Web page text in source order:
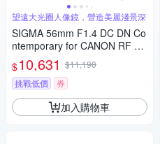
望遠大光圈人像鏡，營造美麗淺景深
SIGMA 56mm F1.4 DC DN Co
ntemporary for CANON RF 接
環 (公司貨) 望遠大光圈定焦鏡
人像鏡 APS-C 無反微單眼專用
鏡頭
$10,631 $11,190
挑戰低價
券
加入購物車